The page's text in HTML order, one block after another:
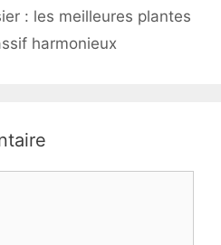
: les meilleures plantes
harmonieux